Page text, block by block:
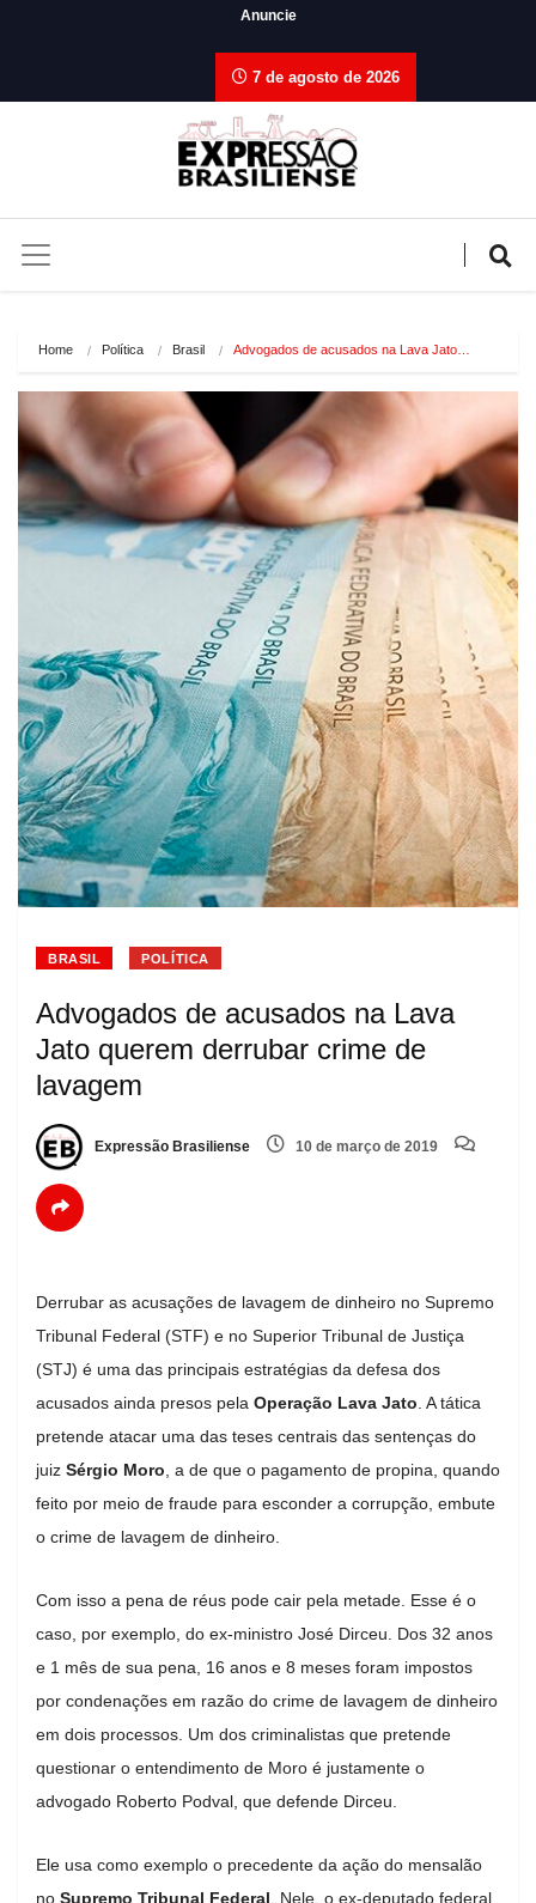
Anuncie
7 de agosto de 2026
Home Política Brasil Advogados de acusados na Lava Jato…
BRASIL POLÍTICA
Advogados de acusados na Lava
Jato querem derrubar crime de
lavagem
Expressão Brasiliense 10 de março de 2019
Derrubar as acusações de lavagem de dinheiro no Supremo
Tribunal Federal (STF) e no Superior Tribunal de Justiça
(STJ) é uma das principais estratégias da defesa dos
acusados ainda presos pela Operação Lava Jato . A tática
pretende atacar uma das teses centrais das sentenças do
juiz Sérgio Moro , a de que o pagamento de propina, quando
feito por meio de fraude para esconder a corrupção, embute
o crime de lavagem de dinheiro.
Com isso a pena de réus pode cair pela metade. Esse é o
caso, por exemplo, do ex-ministro José Dirceu. Dos 32 anos
e 1 mês de sua pena, 16 anos e 8 meses foram impostos
por condenações em razão do crime de lavagem de dinheiro
em dois processos. Um dos criminalistas que pretende
questionar o entendimento de Moro é justamente o
advogado Roberto Podval, que defende Dirceu.
Ele usa como exemplo o precedente da ação do mensalão
no Supremo Tribunal Federal . Nele, o ex-deputado federal